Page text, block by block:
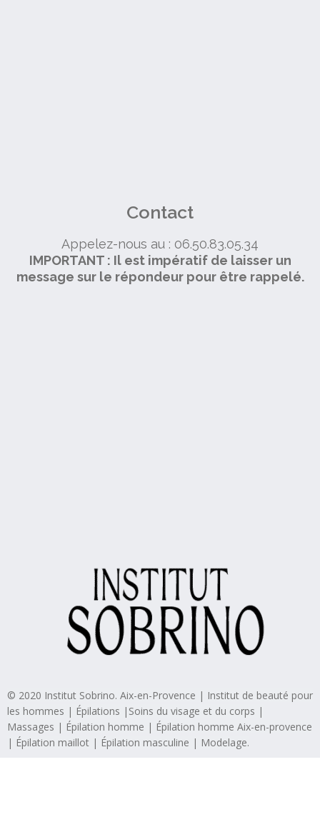
Contact
Appelez-nous au : 06.50.83.05.34
IMPORTANT : Il est impératif de laisser un
message sur le répondeur pour être rappelé.
© 2020 Institut Sobrino. Aix-en-Provence | Institut de beauté pour
les hommes | Épilations |Soins du visage et du corps |
Massages | Épilation homme | Épilation homme Aix-en-provence
| Épilation maillot | Épilation masculine | Modelage.